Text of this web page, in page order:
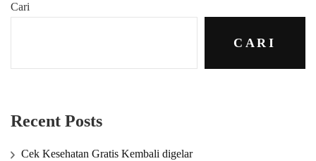
Cari
CARI
Recent Posts
Cek Kesehatan Gratis Kembali digelar